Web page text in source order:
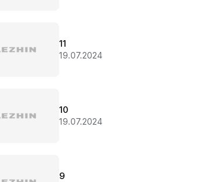
11
19.07.2024
10
19.07.2024
9